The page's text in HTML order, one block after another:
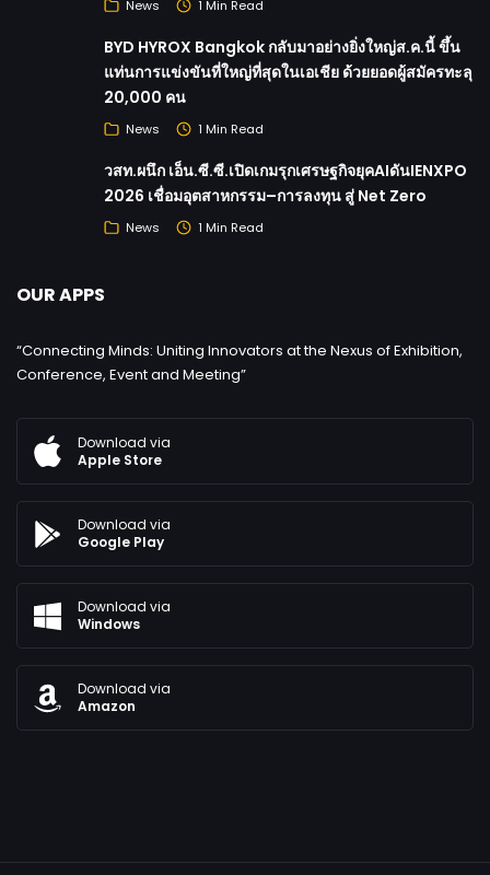
News 1 Min Read
BYD HYROX Bangkok กลับมาอย่างยิ่งใหญ่ส.ค.นี้ ขึ้น
แท่นการแข่งขันที่ใหญ่ที่สุดในเอเชีย ด้วยยอดผู้สมัครทะลุ
20,000 คน
News 1 Min Read
วสท.ผนึก เอ็น.ซี.ซี.เปิดเกมรุกเศรษฐกิจยุคAIดันIENXPO
2026 เชื่อมอุตสาหกรรม–การลงทุน สู่ Net Zero
News 1 Min Read
OUR APPS
“Connecting Minds: Uniting Innovators at the Nexus of Exhibition,
Conference, Event and Meeting”
Download via
Apple Store
Download via
Google Play
Download via
Windows
Download via
Amazon